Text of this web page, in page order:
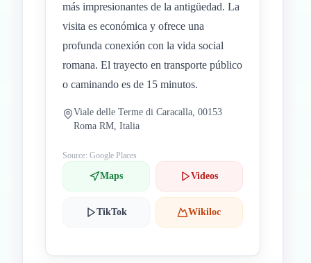
más impresionantes de la antigüedad. La
visita es económica y ofrece una
profunda conexión con la vida social
romana. El trayecto en transporte público
o caminando es de 15 minutos.
Viale delle Terme di Caracalla, 00153
Roma RM, Italia
Source: Google Places
Maps Videos
TikTok Wikiloc